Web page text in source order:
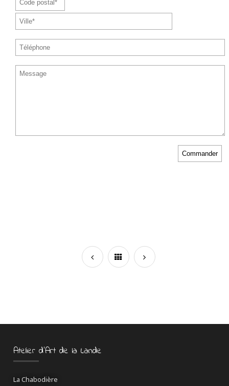
Atelier d’Art de la Lande
La Chabodière